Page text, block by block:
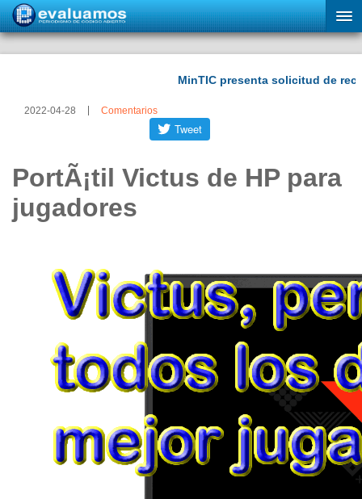
2022-04-28 Comentarios
PortÃ¡til Victus de HP para
jugadores